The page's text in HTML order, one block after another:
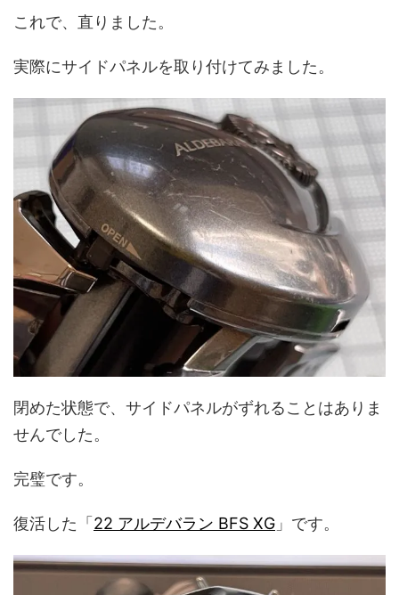
これで、直りました。
実際にサイドパネルを取り付けてみました。
閉めた状態で、サイドパネルがずれることはありま
せんでした。
完璧です。
復活した「 22 アルデバラン BFS XG 」です。